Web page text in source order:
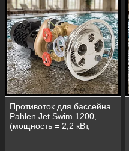
Противоток для бассейна
Pahlen Jet Swim 1200,
(мощность = 2,2 кВт,